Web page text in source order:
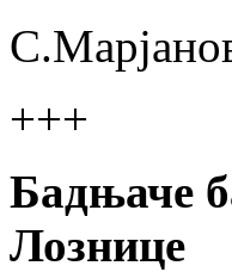
+++
Бадњаче
Лознице